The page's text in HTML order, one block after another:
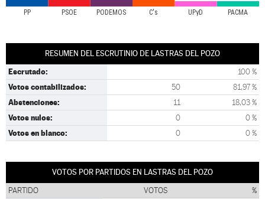
PP PSOE PODEMOS C's UPyD PACMA
RESUMEN DEL ESCRUTINIO DE LASTRAS DEL POZO
Escrutado: 100 %
Votos contabilizados: 50 81,97 %
Abstenciones: 11 18,03 %
Votos nulos: 0 0 %
Votos en blanco: 0 0 %
VOTOS POR PARTIDOS EN LASTRAS DEL POZO
PARTIDO VOTOS %